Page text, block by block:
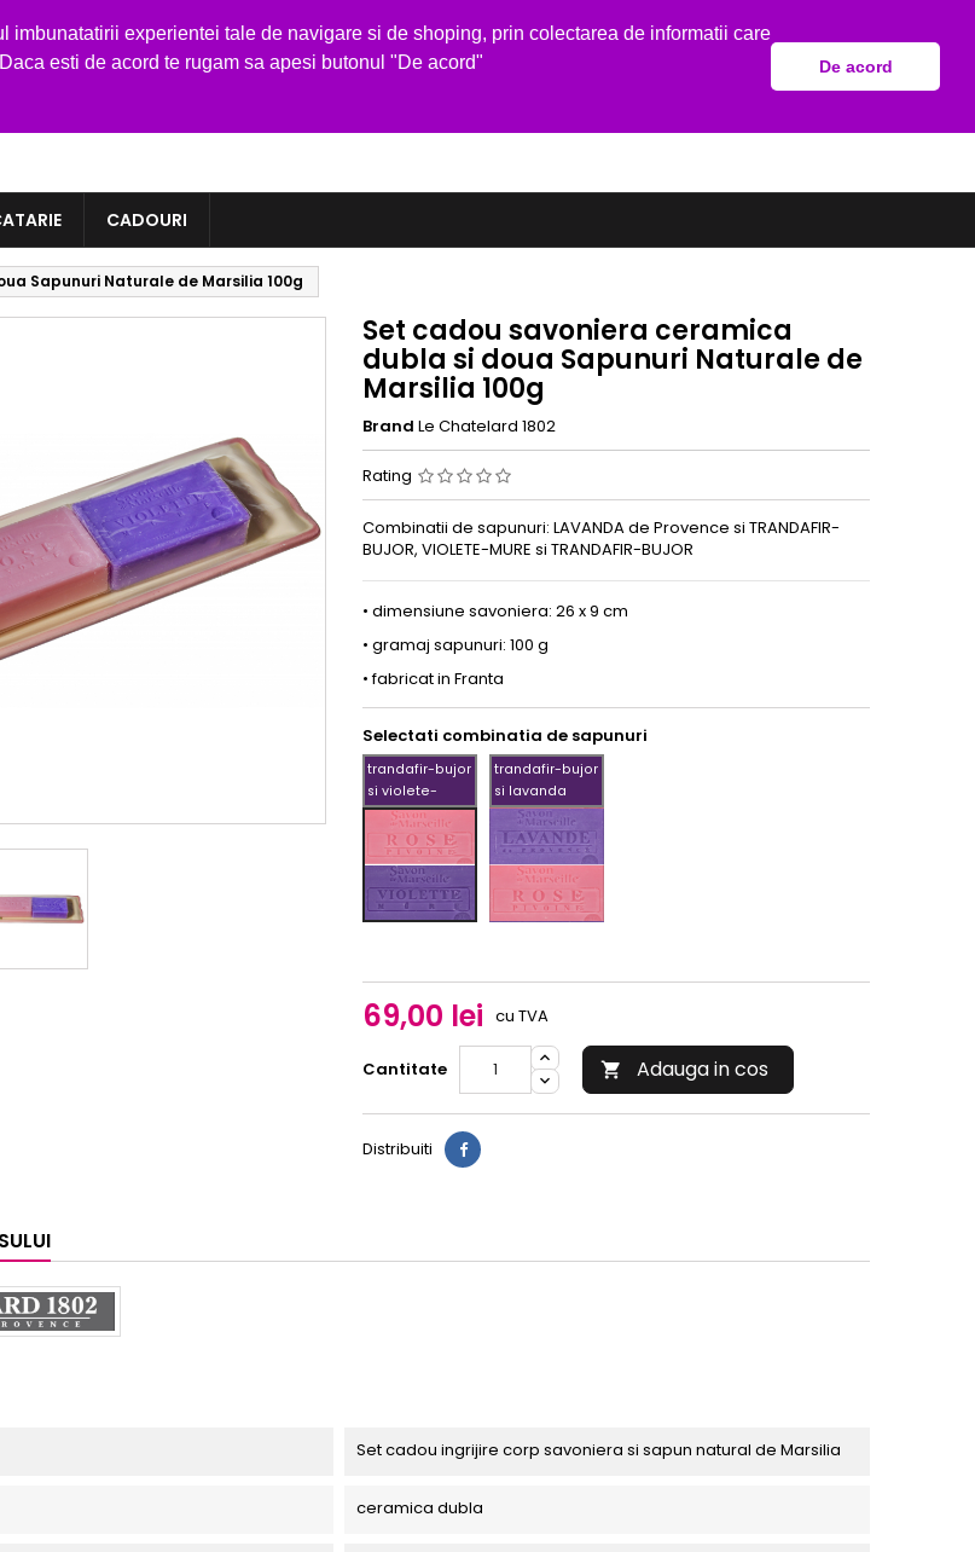
experientei tale de navigare si de shoping, prin colectarea de informatii care
esti de acord te rugam sa apesi butonul "De acord"
De acord
CADOURI
Sapunuri Naturale de Marsilia 100g
Set cadou savoniera ceramica
dubla si doua Sapunuri Naturale de
Marsilia 100g
Brand Le Chatelard 1802
Rating
Combinatii de sapunuri: LAVANDA de Provence si TRANDAFIR-
BUJOR, VIOLETE-MURE si TRANDAFIR-BUJOR
• dimensiune savoniera: 26 x 9 cm
• gramaj sapunuri: 100 g
• fabricat in Franta
Selectati combinatia de sapunuri
trandafir-bujor
si violete-
mure
trandafir-
bujor
si
violete-
mure
trandafir-bujor
si lavanda
trandafir-
bujor
si
lavanda
69,00 lei cu TVA
Cantitate  Adauga in cos
Distribuiti
Set cadou ingrijire corp savoniera si sapun natural de Marsilia
ceramica dubla